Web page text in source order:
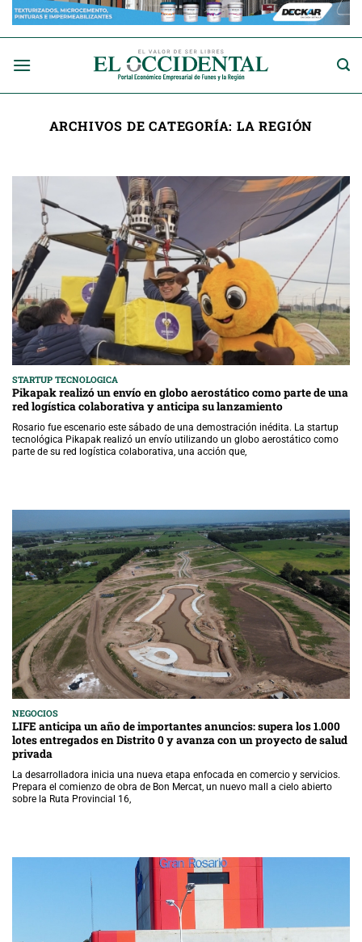
Saltar
ARCHIVOS DE CATEGORÍA:LA REGIÓN
STARTUP TECNOLOGICA
Pikapak realizó un envío en globo aerostático como parte de una
red logística colaborativa y anticipa su lanzamiento
Rosario fue escenario este sábado de una demostración inédita. La startup
tecnológica Pikapak realizó un envío utilizando un globo aerostático como
parte de su red logística colaborativa, una acción que,
NEGOCIOS
LIFE anticipa un año de importantes anuncios: supera los 1.000
lotes entregados en Distrito 0 y avanza con un proyecto de salud
privada
La desarrolladora inicia una nueva etapa enfocada en comercio y servicios.
Prepara el comienzo de obra de Bon Mercat, un nuevo mall a cielo abierto
sobre la Ruta Provincial 16,